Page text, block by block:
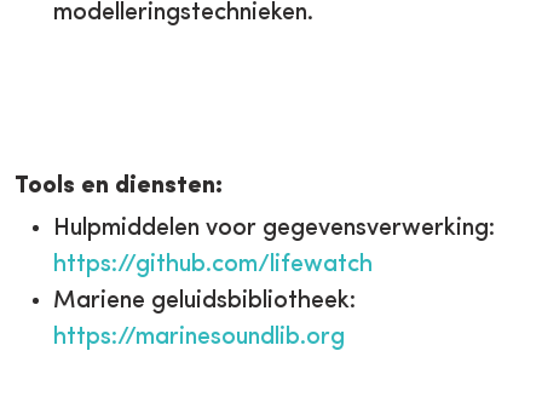
modelleringstechnieken.
Tools en diensten:
Hulpmiddelen voor gegevensverwerking:
https://github.com/lifewatch
Mariene geluidsbibliotheek:
https://marinesoundlib.org